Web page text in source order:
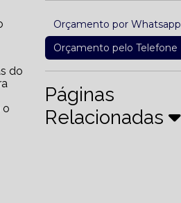
o
Orçamento por Whatsapp
Orçamento pelo Telefone
Páginas
Relacionadas